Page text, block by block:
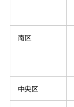
南区
中央区